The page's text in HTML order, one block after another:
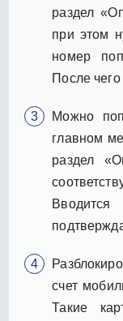
раздел
при этом
номер
После
Можно
главном
раздел
счет
Такие